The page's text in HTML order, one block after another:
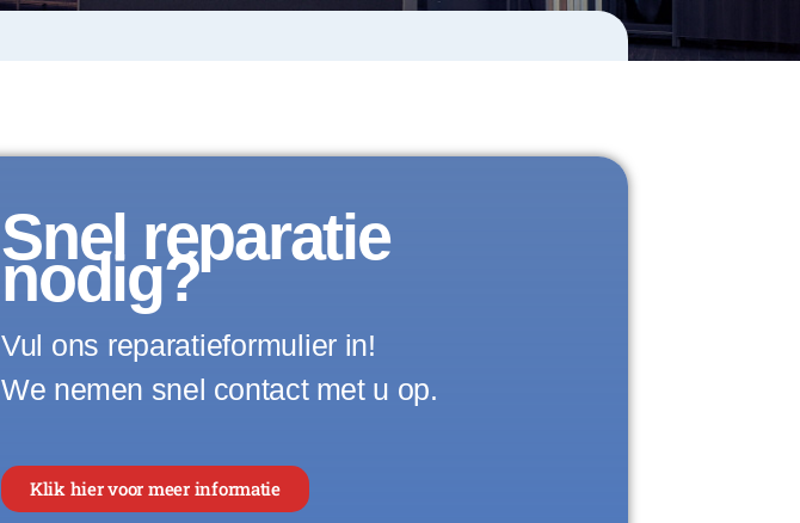
Snel reparatie
nodig?
Vul ons reparatieformulier in!
We nemen snel contact met u op.
Klik hier voor meer informatie